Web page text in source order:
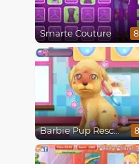
Smarte Couture
Barbie Pup Rescue